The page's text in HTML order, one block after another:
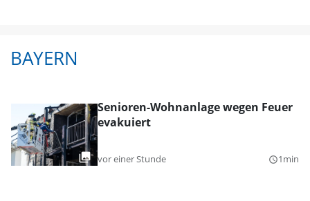
BAYERN
Senioren-Wohnanlage wegen Feuer
evakuiert
vor einer Stunde query_builder1min